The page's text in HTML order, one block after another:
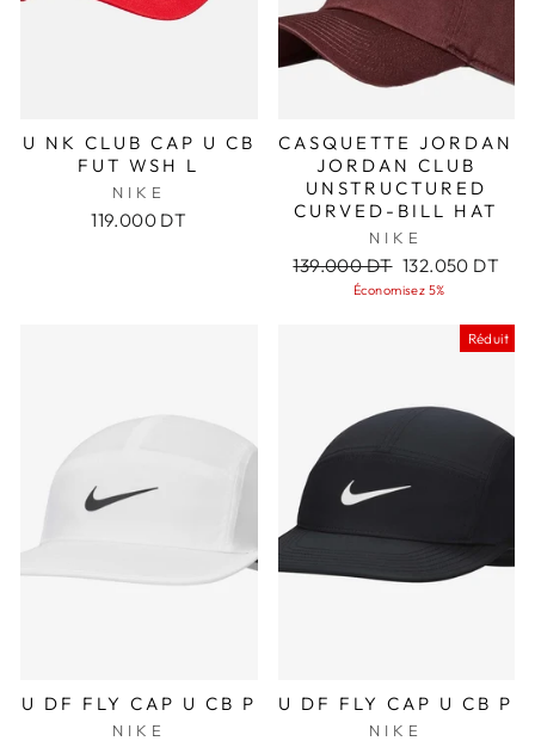
U NK CLUB CAP U CB
FUT WSH L
NIKE
119.000 DT
CASQUETTE JORDAN
JORDAN CLUB
UNSTRUCTURED
CURVED-BILL HAT
NIKE
Prix
régulier
139.000 DT Prix
réduit
132.050 DT
Économisez 5%
U DF FLY CAP U CB P
NIKE
Réduit
U DF FLY CAP U CB P
NIKE